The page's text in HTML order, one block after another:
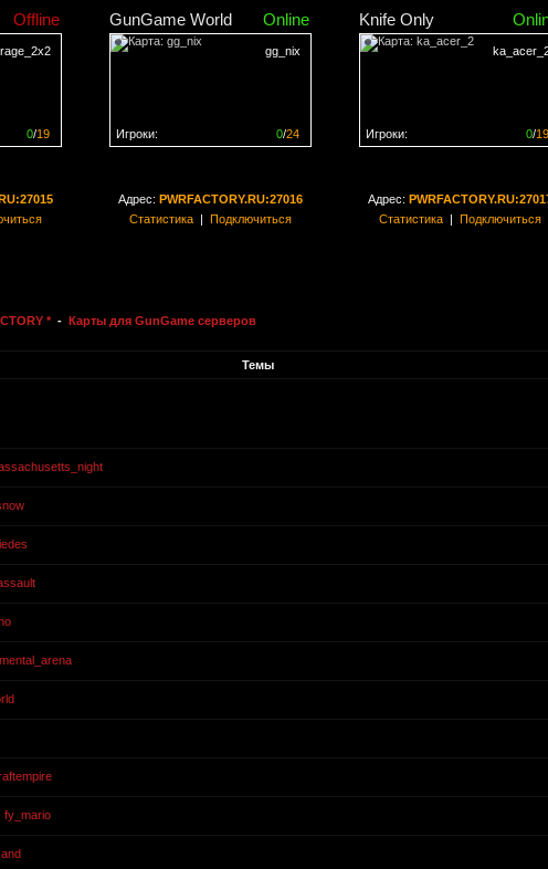
Offline
0/19
GunGame World Online
gg_nix
0/24
Игроки:
Knife Only
0/19
Игроки:
Адрес: PWRFACTORY.RU:27016
Статистика| Подключиться
Адрес:
Статистика| Подключиться
* - Карты для GunGame серверов
Темы
fy_mario